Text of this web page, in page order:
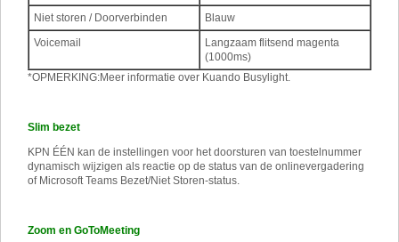
Niet storen / Doorverbinden
Blauw
Voicemail
Langzaam flitsend magenta
(1000ms)
*OPMERKING:Meer informatie over Kuando Busylight.
Slim bezet
KPN ÉÉN kan de instellingen voor het doorsturen van toestelnummer
dynamisch wijzigen als reactie op de status van de onlinevergadering
of Microsoft Teams Bezet/Niet Storen-status.
Zoom en GoToMeeting